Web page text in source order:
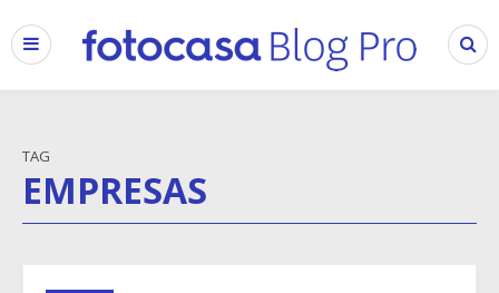
TAG
EMPRESAS